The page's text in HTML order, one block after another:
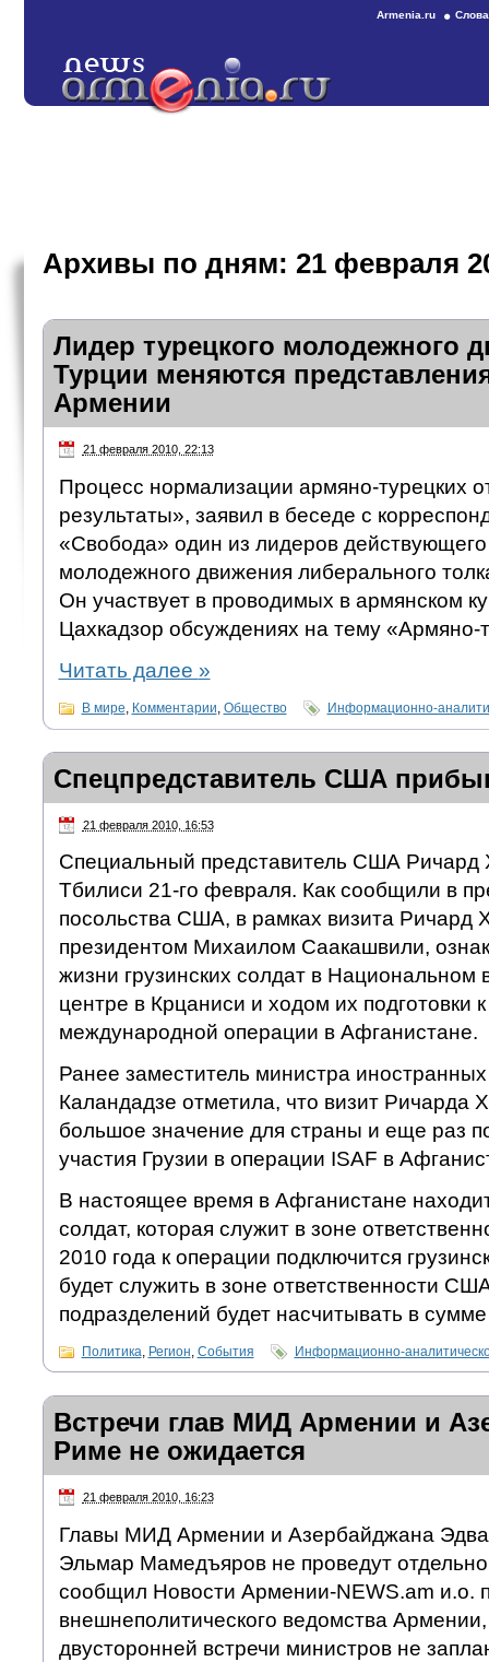
Armenia.ru
Архивы по дням: 21 февраля
Лидер турецкого молодежного
Турции меняются
Армении
21 февраля 2010, 22:13
Процесс нормализации армяно-турецких
результаты», заявил в беседе с
«Свобода» один из лидеров
молодежного движения либерального
Он участвует в проводимых в армянском
Цахкадзор обсуждениях на тему «Армяно-
Читать далее »
В мире Комментарии Общество Информационно-
Спецпредставитель США
21 февраля 2010, 16:53
Специальный представитель США Ричард
Тбилиси 21-го февраля. Как сообщили в
посольства США, в рамках визита Ричард
президентом Михаилом Саакашвили,
жизни грузинских солдат в Национальном
центре в Крцаниси и ходом их подготовки
международной операции в Афганистане.
Ранее заместитель министра
Каландадзе отметила, что визит Ричарда
большое значение для страны и еще раз
участия Грузии в операции ISAF в
В настоящее время в Афганистане
солдат, которая служит в зоне
2010 года к операции подключится
будет служить в зоне ответственности
подразделений будет насчитывать в
Политика, Регион, События Информационно-
Встречи глав МИД Армении и
Риме не ожидается
21 февраля 2010, 16:23
Главы МИД Армении и Азербайджана
Эльмар Мамедъяров не проведут
сообщил Новости Армении-NEWS.am и.о.
внешнеполитического ведомства
двусторонней встречи министров не